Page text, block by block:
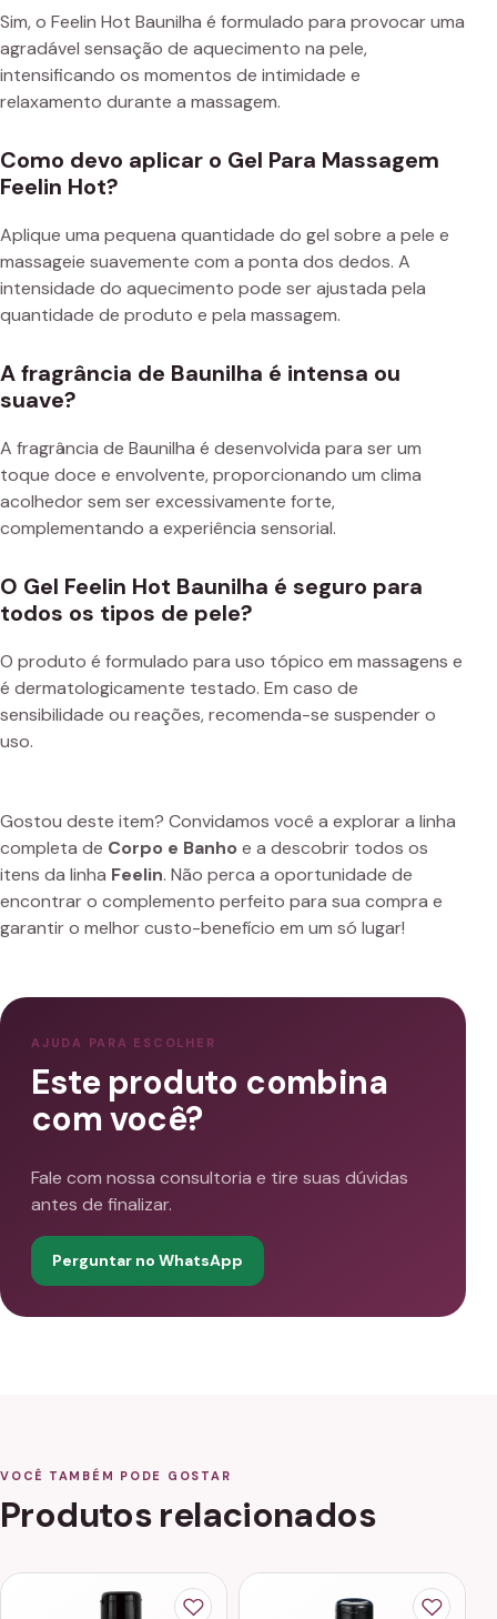
Sim, o Feelin Hot Baunilha é formulado para provocar uma
agradável sensação de aquecimento na pele,
intensificando os momentos de intimidade e
relaxamento durante a massagem.
Como devo aplicar o Gel Para Massagem
Feelin Hot?
Aplique uma pequena quantidade do gel sobre a pele e
massageie suavemente com a ponta dos dedos. A
intensidade do aquecimento pode ser ajustada pela
quantidade de produto e pela massagem.
A fragrância de Baunilha é intensa ou
suave?
A fragrância de Baunilha é desenvolvida para ser um
toque doce e envolvente, proporcionando um clima
acolhedor sem ser excessivamente forte,
complementando a experiência sensorial.
O Gel Feelin Hot Baunilha é seguro para
todos os tipos de pele?
O produto é formulado para uso tópico em massagens e
é dermatologicamente testado. Em caso de
sensibilidade ou reações, recomenda-se suspender o
uso.
Gostou deste item? Convidamos você a explorar a linha
completa de Corpo e Banho e a descobrir todos os
itens da linha Feelin. Não perca a oportunidade de
encontrar o complemento perfeito para sua compra e
garantir o melhor custo-benefício em um só lugar!
AJUDA PARA ESCOLHER
Este produto combina
com você?
Fale com nossa consultoria e tire suas dúvidas
antes de finalizar.
Perguntar no WhatsApp
VOCÊ TAMBÉM PODE GOSTAR
Produtos relacionados